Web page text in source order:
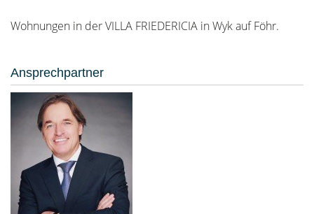
Wohnungen in der VILLA FRIEDERICIA in Wyk auf Föhr.
Ansprechpartner